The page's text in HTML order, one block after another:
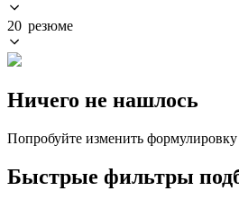
20 резюме
Ничего не нашлось
Попробуйте изменить
Быстрые фильтры